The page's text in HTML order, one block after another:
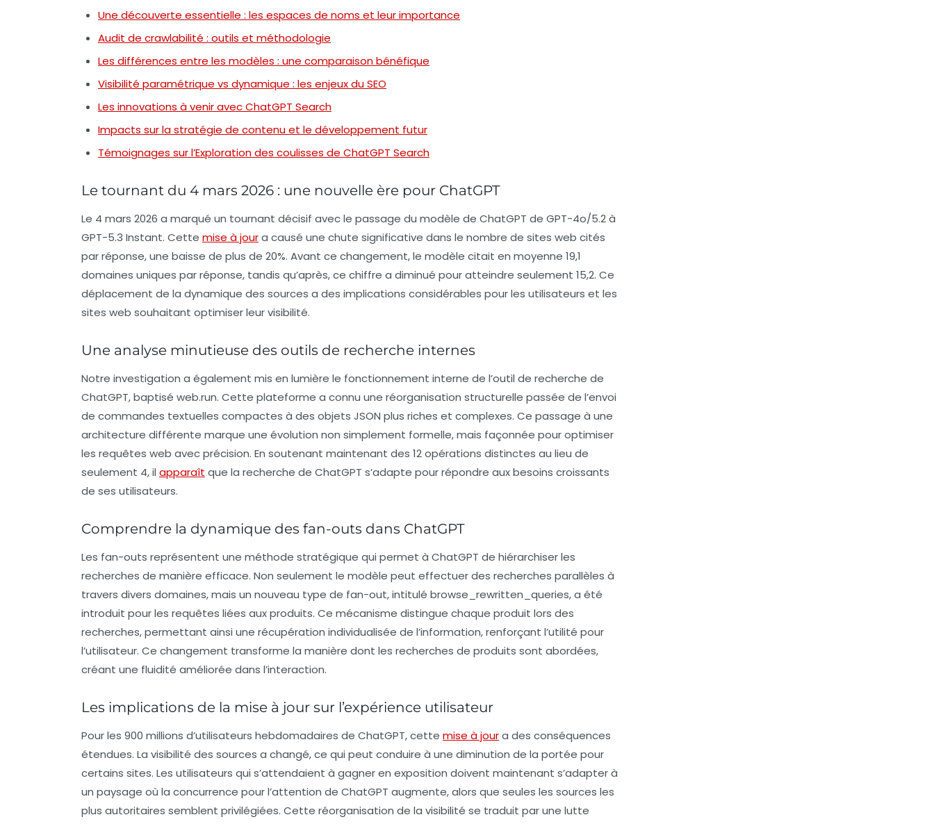
Une découverte essentielle : les espaces de noms et leur importance
Audit de crawlabilité : outils et méthodologie
Les différences entre les modèles : une comparaison bénéfique
Visibilité paramétrique vs dynamique : les enjeux du SEO
Les innovations à venir avec ChatGPT Search
Impacts sur la stratégie de contenu et le développement futur
Témoignages sur l’Exploration des coulisses de ChatGPT Search
Le tournant du 4 mars 2026 : une nouvelle ère pour ChatGPT
Le 4 mars 2026 a marqué un tournant décisif avec le passage du modèle de ChatGPT de GPT-4o/5.2à
GPT-5.3 Instant. Cette mise à joura causé une chute significative dans le nombre de sites web cités
par réponse, une baisse de plus de 20%. Avant ce changement, le modèle citait en moyenne 19,1
domaines uniques par réponse, tandis qu’après, ce chiffre a diminué pour atteindre seulement 15,2. Ce
déplacement de la dynamique des sources a des implications considérables pour les utilisateurs et les
sites web souhaitant optimiser leur visibilité.
Une analyse minutieuse des outils de recherche internes
Notre investigation a également mis en lumière le fonctionnement interne de l’outil de recherche de
ChatGPT, baptisé web.run. Cette plateforme a connu une réorganisation structurelle passée de l’envoi
de commandes textuelles compactes à des objets JSON plus riches et complexes. Ce passage à une
architecture différente marque une évolution non simplement formelle, mais façonnée pour optimiser
les requêtes web avec précision. En soutenant maintenant des 12 opérations distinctes au lieu de
seulement 4, il apparaît que la recherche de ChatGPT s’adapte pour répondre aux besoins croissants
de ses utilisateurs.
Comprendre la dynamique des fan-outs dans ChatGPT
Les fan-outs représentent une méthode stratégique qui permet à ChatGPT de hiérarchiser les
recherches de manière efficace. Non seulement le modèle peut effectuer des recherches parallèles à
travers divers domaines, mais un nouveau type de fan-out, intitulé browse_rewritten_queries, a été
introduit pour les requêtes liées aux produits. Ce mécanisme distingue chaque produit lors des
recherches, permettant ainsi une récupération individualisée de l’information, renforçant l’utilité pour
l’utilisateur. Ce changement transforme la manière dont les recherches de produits sont abordées,
créant une fluidité améliorée dans l’interaction.
Les implications de la mise à jour sur l’expérience utilisateur
Pour les 900 millions d’utilisateurs hebdomadaires de ChatGPT, cette mise à joura des conséquences
étendues. La visibilité des sources a changé, ce qui peut conduire à une diminution de la portée pour
certains sites. Les utilisateurs qui s’attendaient à gagner en exposition doivent maintenant s’adapter à
un paysage où la concurrence pour l’attention de ChatGPT augmente, alors que seules les sources les
plus autoritaires semblent privilégiées. Cette réorganisation de la visibilité se traduit par une lutte